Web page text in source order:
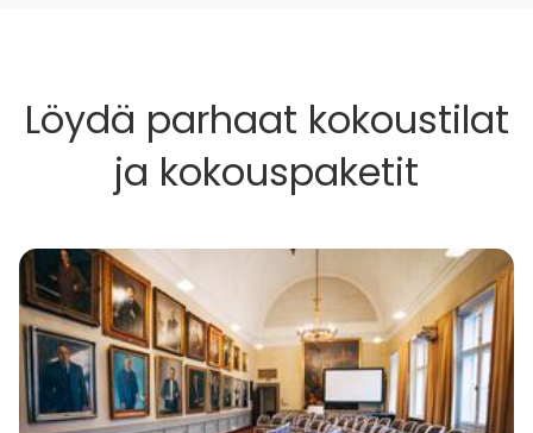
Löydä parhaat kokoustilat
ja kokouspaketit